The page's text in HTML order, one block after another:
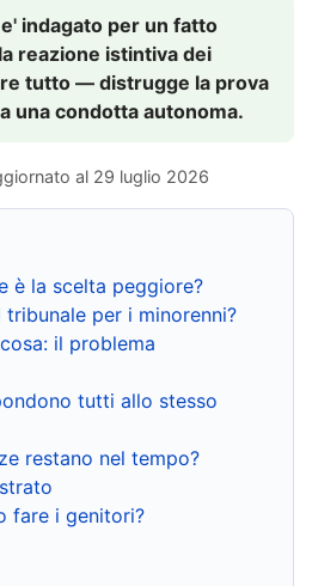
indagato per un fatto
reazione istintiva dei
tutto — distrugge la prova
una condotta autonoma.
al 29 luglio 2026
è la scelta peggiore?
per i minorenni?
il problema
tutti allo stesso
restano nel tempo?
fare i genitori?